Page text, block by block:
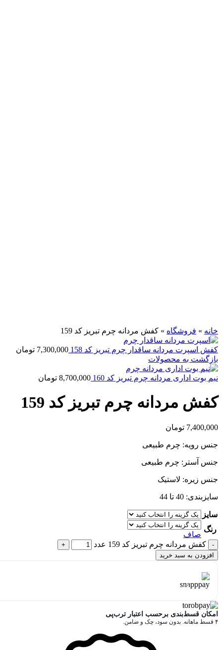
خانه » فروشگاه » کفش مردانه چرم تبریز کد 159
کفش اسپرت مردانه ساقدار چرم تبریز کد 158 7,300,000 تومان
بازگشت به محصولات
نیم بوت اداری مردانه چرم تبریز کد 160 8,700,000 تومان
کفش مردانه چرم تبریز کد 159
7,400,000 تومان
جنس رویه: چرم طبیعی
جنس آستر: چرم طبیعی
جنس زیره: لاستیک
سایزبندی: 40 تا 44
سایز
رنگ
صاف
کفش مردانه چرم تبریز کد 159 عدد
افزودن به سبد خرید
۴ قسط ماهانه. بدون سود، چک و ضامن.
امکان قسط‌بندی برحسب اعتبار ترب‌پی
۴ قسط ماهانه. بدون سود، چک و ضامن.